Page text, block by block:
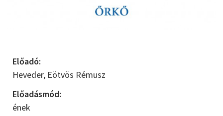
Előadó:
Heveder, Eötvös Rémusz
Előadásmód:
ének